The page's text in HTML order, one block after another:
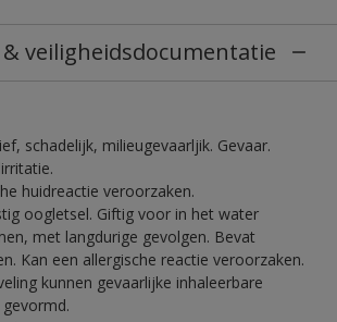
veiligheidsdocumentatie
schadelijk, milieugevaarljik. Gevaar.
huidreactie veroorzaken.
oogletsel. Giftig voor in het water
met langdurige gevolgen. Bevat
Kan een allergische reactie veroorzaken.
kunnen gevaarlijke inhaleerbare